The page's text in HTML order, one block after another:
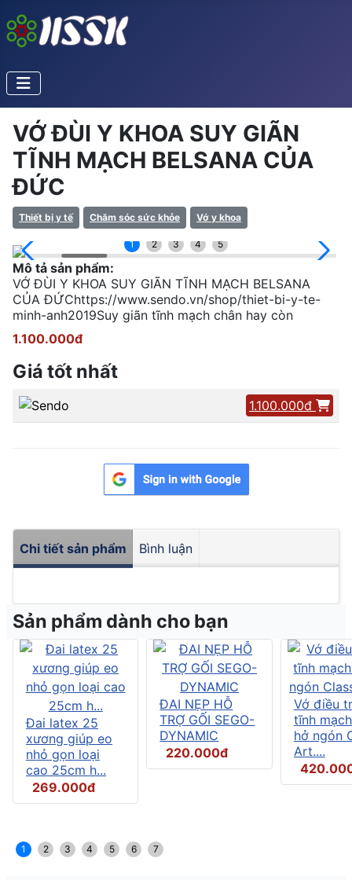
VỚ ĐÙI Y KHOA SUY GIÃN
TĨNH MẠCH BELSANA CỦA
ĐỨC
Thiết bị y tế Chăm sóc sức khỏe Vớ y khoa
1 2 3 4 5
Mô tả sản phẩm:
VỚ ĐÙI Y KHOA SUY GIÃN TĨNH MẠCH BELSANA
CỦA ĐỨChttps://www.sendo.vn/shop/thiet-bi-y-te-
minh-anh2019Suy giãn tĩnh mạch chân hay còn
1.100.000đ
Giá tốt nhất
1.100.000đ
Chi tiết sản phẩm Bình luận
Sản phẩm dành cho bạn
Đai latex 25
xương giúp eo
nhỏ gọn loại
cao 25cm h...
269.000đ
ĐAI NẸP HỖ
TRỢ GỐI SEGO-
DYNAMIC
220.000đ
Vớ điều
tĩnh
hở ngón
Art....
1 2 3 4 5 6 7